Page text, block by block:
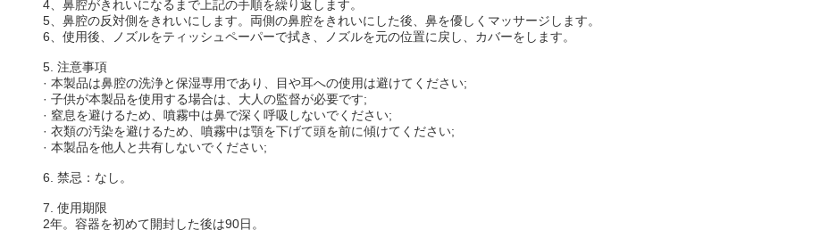
4、鼻腔がきれいになるまで上記の手順を繰り返します。
5、鼻腔の反対側をきれいにします。両側の鼻腔をきれいにした後、鼻を優しくマッサージします。
6、使用後、ノズルをティッシュペーパーで拭き、ノズルを元の位置に戻し、カバーをします。
5. 注意事項
· 本製品は鼻腔の洗浄と保湿専用であり、目や耳への使用は避けてください;
· 子供が本製品を使用する場合は、大人の監督が必要です;
· 窒息を避けるため、噴霧中は鼻で深く呼吸しないでください;
· 衣類の汚染を避けるため、噴霧中は顎を下げて頭を前に傾けてください;
· 本製品を他人と共有しないでください;
6. 禁忌：なし。
7. 使用期限
2年。容器を初めて開封した後は90日。